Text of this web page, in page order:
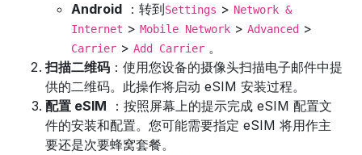
Android ：转到Settings > Network &
Internet > Mobile Network > Advanced >
Carrier > Add Carrier 。
扫描二维码 ：使用您设备的摄像头扫描电子邮件中提
供的二维码。此操作将启动 eSIM 安装过程。
配置 eSIM ：按照屏幕上的提示完成 eSIM 配置文
件的安装和配置。您可能需要指定 eSIM 将用作主
要还是次要蜂窝套餐。